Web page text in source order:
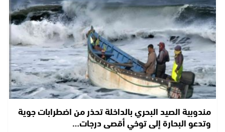
مندوبية الصيد البحري بالداخلة تحذر من اضطرابات جوية
وتدعو البحارة إلى توخي أقصى درجات…